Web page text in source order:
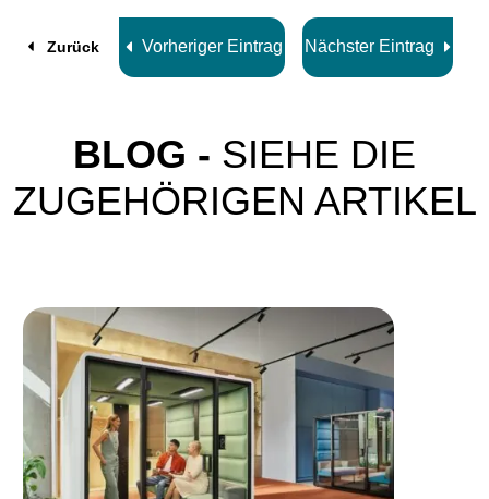
Zurück Vorheriger Eintrag Nächster Eintrag
BLOG - SIEHE DIE
ZUGEHÖRIGEN ARTIKEL